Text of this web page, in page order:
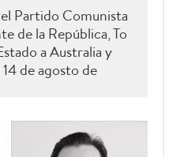
Partido Comunista
de la República, To
a Australia y
de agosto de